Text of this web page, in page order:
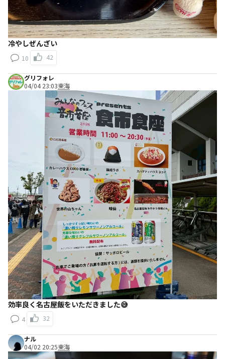
冷やしぜんざい
10 42
グリフォレ
04/04 23:03東海
効率良く名古屋飯をいただきました😅
4 32
ナル
04/02 20:25東海